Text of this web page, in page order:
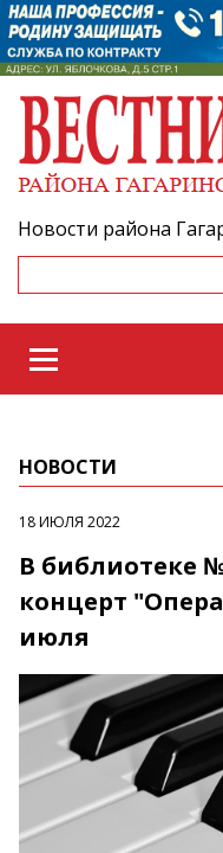
Новости района
НОВОСТИ
18 ИЮЛЯ 2022
В библиотеке
концерт
июля